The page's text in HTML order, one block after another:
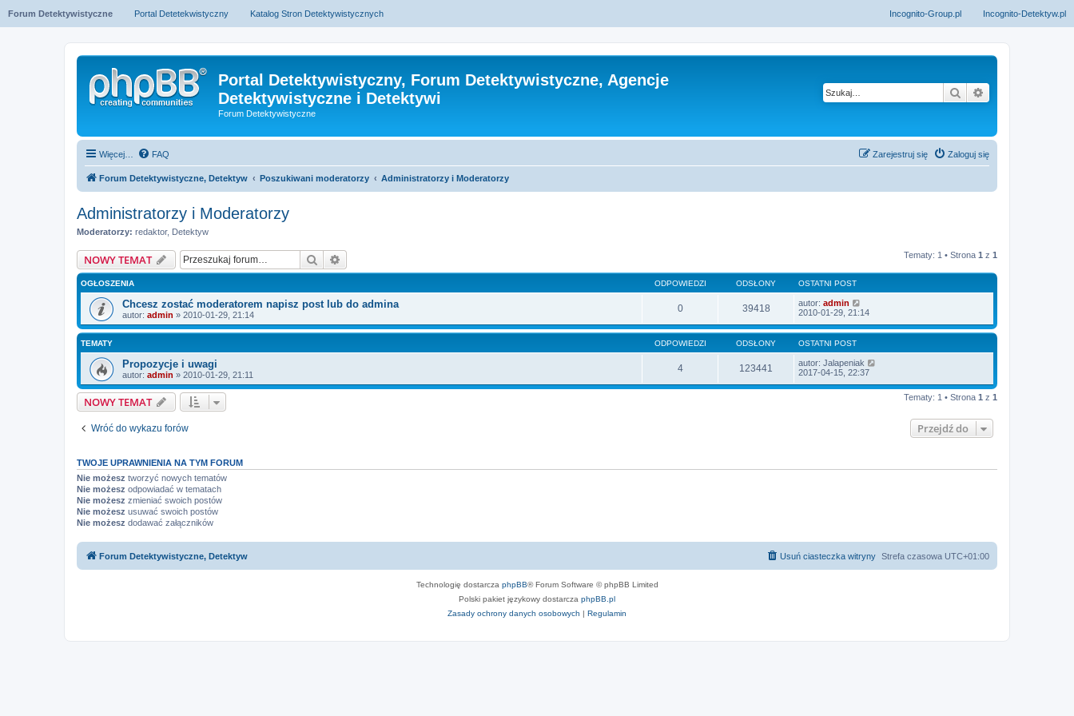
Forum Detektywistyczne Portal Detetekwistyczny Katalog Stron Detektywistycznych Incognito-Detektyw.pl
Incognito-Group.pl
Portal Detektywistyczny, Forum Detektywistyczne, Agencje
Detektywistyczne i Detektywi
Forum Detektywistyczne
Szukaj
Więcej… FAQ Zaloguj się
Zarejestruj się
Forum Detektywistyczne, Detektyw Poszukiwani moderatorzy Administratorzy i Moderatorzy
Administratorzy i Moderatorzy
Moderatorzy: redaktor, Detektyw
NOWY TEMAT Szukaj Tematy: 1 • Strona 1 z 1
OGŁOSZENIA ODPOWIEDZI ODSŁONY OSTATNI POST
Chcesz zostać moderatorem napisz post lub do admina
autor: admin » 2010-01-29, 21:14
0 39418 autor: admin
2010-01-29, 21:14
TEMATY ODPOWIEDZI ODSŁONY OSTATNI POST
Propozycje i uwagi
autor: admin » 2010-01-29, 21:11
4 123441 autor: Jalapeniak
2017-04-15, 22:37
NOWY TEMAT Tematy: 1 • Strona 1 z 1
Wróć do wykazu forów Przejdź do
TWOJE UPRAWNIENIA NA TYM FORUM
Nie możesz tworzyć nowych tematów
Nie możesz odpowiadać w tematach
Nie możesz zmieniać swoich postów
Nie możesz usuwać swoich postów
Nie możesz dodawać załączników
Forum Detektywistyczne, Detektyw Strefa czasowa UTC+01:00
Usuń ciasteczka witryny
Technologię dostarcza phpBB® Forum Software © phpBB Limited
Polski pakiet językowy dostarcza phpBB.pl
Zasady ochrony danych osobowych | Regulamin